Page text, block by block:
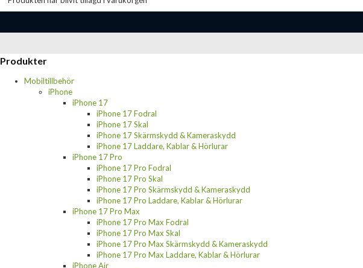
Produkter
Mobiltillbehör
iPhone
iPhone 17
iPhone 17 Fodral
iPhone 17 Skal
iPhone 17 Skärmskydd & Kameraskydd
iPhone 17 Laddare, Kablar & Hörlurar
iPhone 17 Pro
iPhone 17 Pro Fodral
iPhone 17 Pro Skal
iPhone 17 Pro Skärmskydd & Kameraskydd
iPhone 17 Pro Laddare, Kablar & Hörlurar
iPhone 17 Pro Max
iPhone 17 Pro Max Fodral
iPhone 17 Pro Max Skal
iPhone 17 Pro Max Skärmskydd & Kameraskydd
iPhone 17 Pro Max Laddare, Kablar & Hörlurar
iPhone Air